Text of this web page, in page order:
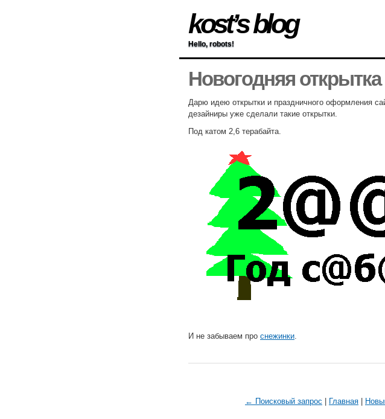
kost’s blog
Hello, robots!
Новогодняя открытка
Дарю идею открытки и праздничного оформления
дезайниры уже сделали такие открытки.
Под катом 2,6 терабайта.
И не забываем про снежинки.
← Поисковый запрос Главная